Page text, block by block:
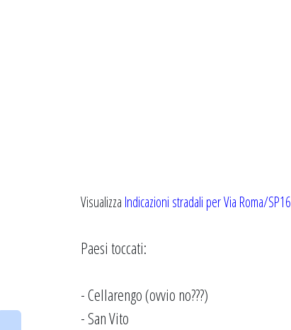
Visualizza Indicazioni stradali per Via Roma/SP16
Paesi toccati:
- Cellarengo (ovvio no???)
- San Vito